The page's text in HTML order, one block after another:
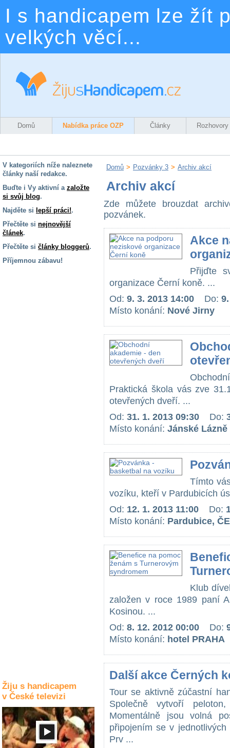
I s handicapem lze žít
velkých věcí...
Domů Nabídka práce OZP Články Rozhovory
V kategoriích níže naleznete
články naší redakce.
Buďte i Vy aktivní a založte
si svůj blog.
Najděte si lepší práci!.
Přečtěte si nejnovější
článek.
Přečtěte si články bloggerů.
Příjemnou zábavu!
Žiju s handicapem
v České televizi
Domů > Pozvánky 3 > Archiv akcí
Archiv akcí
Zde můžete brouzdat
pozvánek.
Akce
Přijďte
organizace Černí koně. ...
Od: 9. 3. 2013 14:00 Do:
Místo konání: Nové Jirny
Praktická škola vás zve
otevřených dveří. ...
Od: 31. 1. 2013 09:30 Do:
Místo konání: Jánské Lázně
Tímto
vozíku, kteří v Pardubicích
Od: 12. 1. 2013 11:00 Do:
Místo konání: Pardubice,
Klub
založen v roce 1989 paní
Kosinou. ...
Od: 8. 12. 2012 00:00 Do:
Místo konání: hotel PRAHA
Další akce Černých
Tour se aktivně zúčastní
Společně vytvoří
Momentálně jsou volná
připojením se v
Prv ...